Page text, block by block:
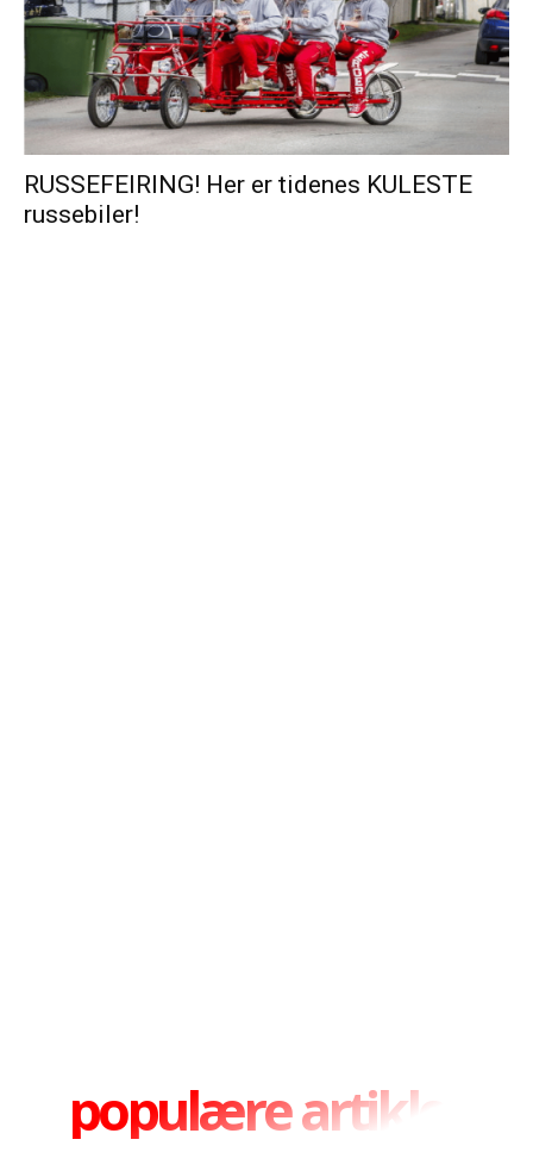
RUSSEFEIRING! Her er tidenes KULESTE
russebiler!
populære artikler